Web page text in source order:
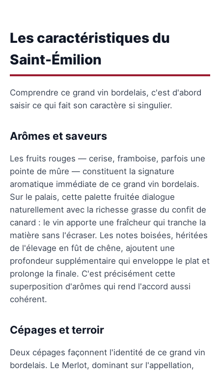
Les caractéristiques du
Saint-Émilion
Comprendre ce grand vin bordelais, c'est d'abord
saisir ce qui fait son caractère si singulier.
Arômes et saveurs
Les fruits rouges — cerise, framboise, parfois une
pointe de mûre — constituent la signature
aromatique immédiate de ce grand vin bordelais.
Sur le palais, cette palette fruitée dialogue
naturellement avec la richesse grasse du confit de
canard : le vin apporte une fraîcheur qui tranche la
matière sans l'écraser. Les notes boisées, héritées
de l'élevage en fût de chêne, ajoutent une
profondeur supplémentaire qui enveloppe le plat et
prolonge la finale. C'est précisément cette
superposition d'arômes qui rend l'accord aussi
cohérent.
Cépages et terroir
Deux cépages façonnent l'identité de ce grand vin
bordelais. Le Merlot, dominant sur l'appellation,